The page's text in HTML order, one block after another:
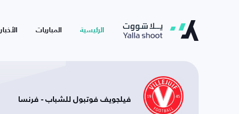
الرئيسية المباريات الأخبار
فيلجويف فوتبول للشباب - فرنسا